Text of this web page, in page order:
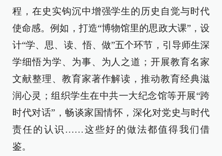
程，在史实钩沉中增强学生的历史自觉与时代
使命感。例如，打造“博物馆里的思政大课”，设
计“学、思、读、悟、做”五个环节，引导师生深
学细悟为学、为事、为人之道；开展教育名家
文献整理、教育家著作解读，推动教育经典滋
润心灵；组织学生在中共一大纪念馆等开展“跨
时代对话”，畅谈家国情怀，深化对党史与时代
责任的认识……这些好的做法都值得我们借
鉴。